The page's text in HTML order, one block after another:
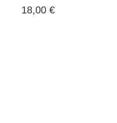
18,00 €